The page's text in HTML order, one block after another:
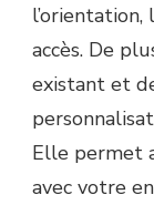
accès. De
existant et
Elle permet
avec votre